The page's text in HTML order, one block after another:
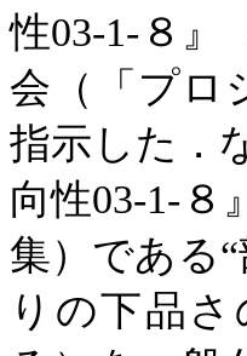
性03-1-８』
会（「プロ
指示した．
向性03-1-８
集）である
りの下品